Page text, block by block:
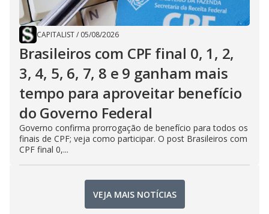
CAPITALIST/ 05/08/2026
Brasileiros com CPF final 0, 1, 2,
3, 4, 5, 6, 7, 8 e 9 ganham mais
tempo para aproveitar benefício
do Governo Federal
Governo confirma prorrogação de benefício para todos os
finais de CPF; veja como participar. O post Brasileiros com
CPF final 0,...
VEJA MAIS NOTÍCIAS